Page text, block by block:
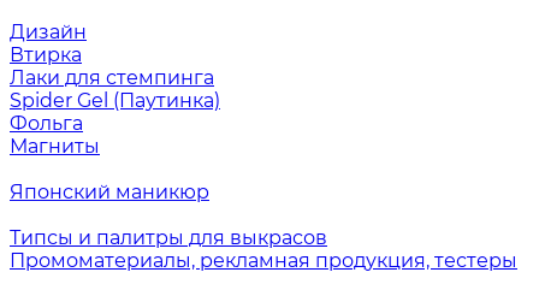
Дизайн
Втирка
Лаки для стемпинга
Spider Gel (Паутинка)
Фольга
Магниты
Японский маникюр
Типсы и палитры для выкрасов
Промоматериалы, рекламная продукция, тестеры